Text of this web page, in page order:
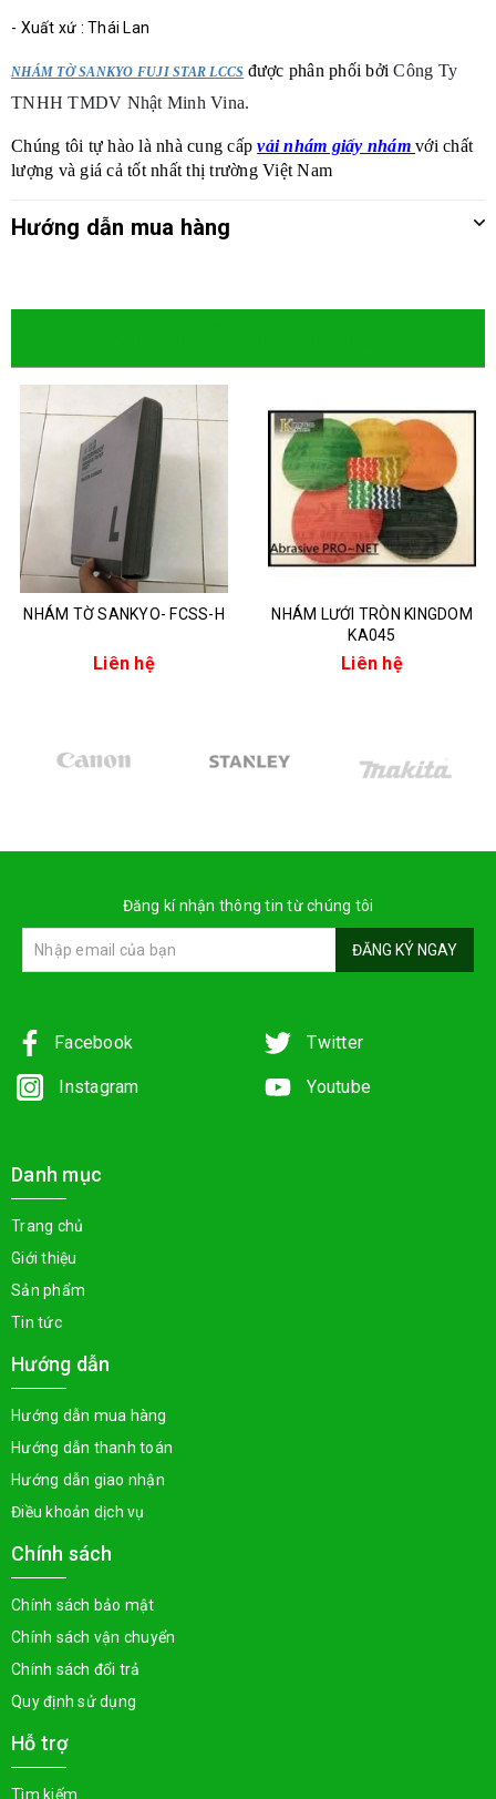
- Xuất xứ : Thái Lan
NHÁM TỜ SANKYO FUJI STAR LCCS được phân phối bởi Công Ty
TNHH TMDV Nhật Minh Vina.
Chúng tôi tự hào là nhà cung cấpvải nhám giấy nhám với chất
lượng và giá cả tốt nhất thị trường Việt Nam
Hướng dẫn mua hàng
NHÁM TỜ SANKYO- FCSS-H
Liên hệ
NHÁM LƯỚI TRÒN KINGDOM
KA045
Liên hệ
Đăng kí nhận thông tin từ chúng tôi
ĐĂNG KÝ NGAY
Facebook Twitter
Instagram Youtube
Danh mục
Trang chủ
Giới thiệu
Sản phẩm
Tin tức
Hướng dẫn
Hướng dẫn mua hàng
Hướng dẫn thanh toán
Hướng dẫn giao nhận
Điều khoản dịch vụ
Chính sách
Chính sách bảo mật
Chính sách vận chuyển
Chính sách đổi trả
Quy định sử dụng
Hỗ trợ
Tìm kiếm